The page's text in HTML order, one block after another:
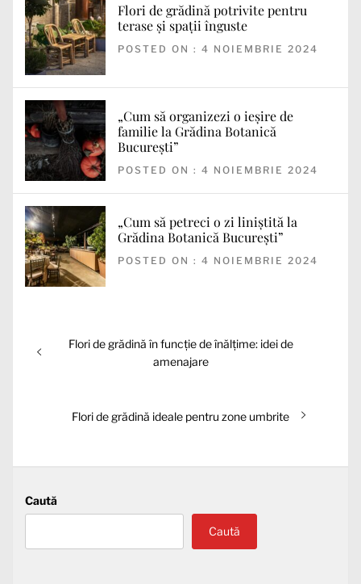
Flori de grădină potrivite pentru
terase și spații înguste
POSTED ON : 4 NOIEMBRIE 2024
„Cum să organizezi o ieșire de
familie la Grădina Botanică
București”
POSTED ON : 4 NOIEMBRIE 2024
„Cum să petreci o zi liniștită la
Grădina Botanică București”
POSTED ON : 4 NOIEMBRIE 2024
Navigare
în
Articolul
Flori de grădină în funcție de înălțime: idei de
amenajare
Articolul
Flori de grădină ideale pentru zone umbrite
Caută
Caută